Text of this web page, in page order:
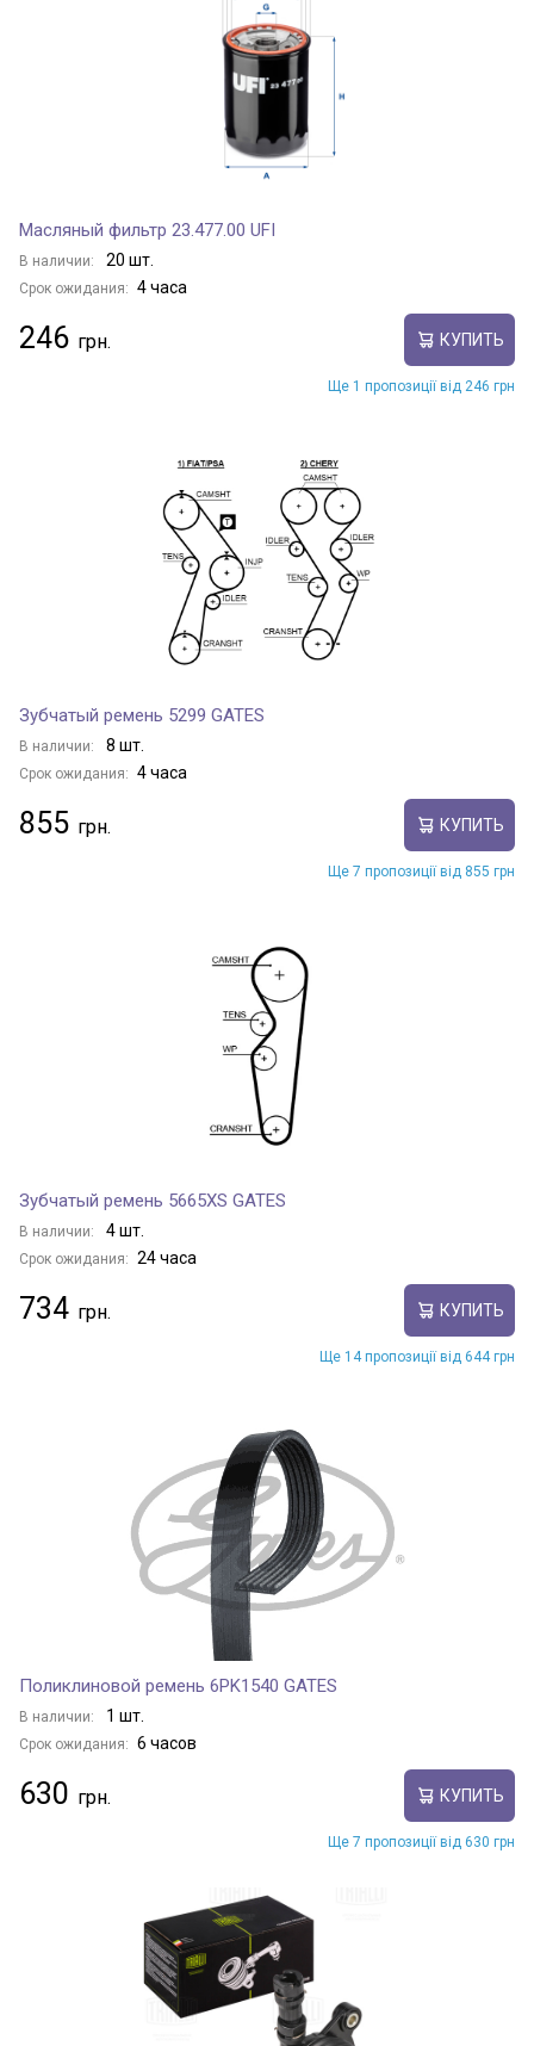
Масляный фильтр 23.477.00 UFI
В наличии: 20 шт.
Срок ожидания: 4 часа
246 КУПИТЬ
Ще 1 пропозиції від 246 грн
Зубчатый ремень 5299 GATES
В наличии: 8 шт.
Срок ожидания: 4 часа
855 КУПИТЬ
Ще 7 пропозиції від 855 грн
Зубчатый ремень 5665XS GATES
В наличии: 4 шт.
Срок ожидания: 24 часа
734 КУПИТЬ
Ще 14 пропозиції від 644 грн
Поликлиновой ремень 6PK1540 GATES
В наличии: 1 шт.
Срок ожидания: 6 часов
630 КУПИТЬ
Ще 7 пропозиції від 630 грн